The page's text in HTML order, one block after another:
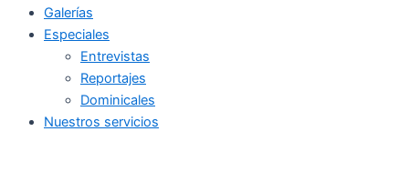
Galerías
Especiales
Entrevistas
Reportajes
Dominicales
Nuestros servicios